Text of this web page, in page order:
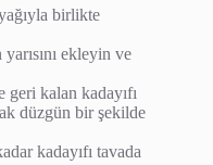
birlikte
yarısını ekleyin ve
geri kalan kadayıfı
düzgün bir şekilde
kadayıfı tavada